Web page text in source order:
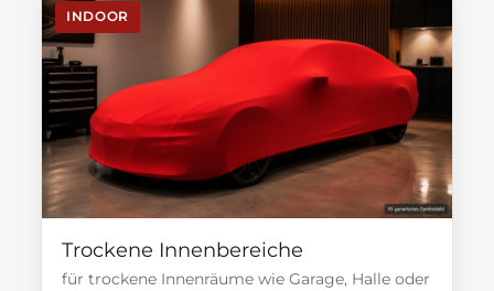
INDOOR
Trockene Innenbereiche
für trockene Innenräume wie Garage, Halle oder